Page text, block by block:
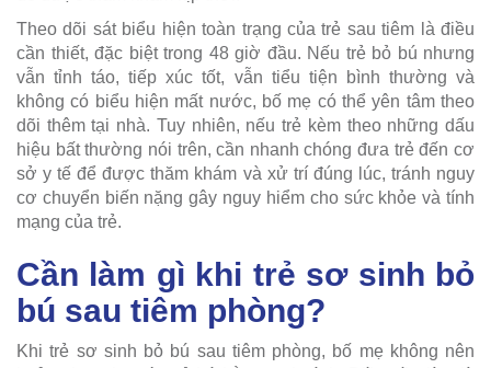
Theo dõi sát biểu hiện toàn trạng của trẻ sau tiêm là điều
cần thiết, đặc biệt trong 48 giờ đầu. Nếu trẻ bỏ bú nhưng
vẫn tỉnh táo, tiếp xúc tốt, vẫn tiểu tiện bình thường và
không có biểu hiện mất nước, bố mẹ có thể yên tâm theo
dõi thêm tại nhà. Tuy nhiên, nếu trẻ kèm theo những dấu
hiệu bất thường nói trên, cần nhanh chóng đưa trẻ đến cơ
sở y tế để được thăm khám và xử trí đúng lúc, tránh nguy
cơ chuyển biến nặng gây nguy hiểm cho sức khỏe và tính
mạng của trẻ.
Cần làm gì khi trẻ sơ sinh bỏ
bú sau tiêm phòng?
Khi trẻ sơ sinh bỏ bú sau tiêm phòng, bố mẹ không nên